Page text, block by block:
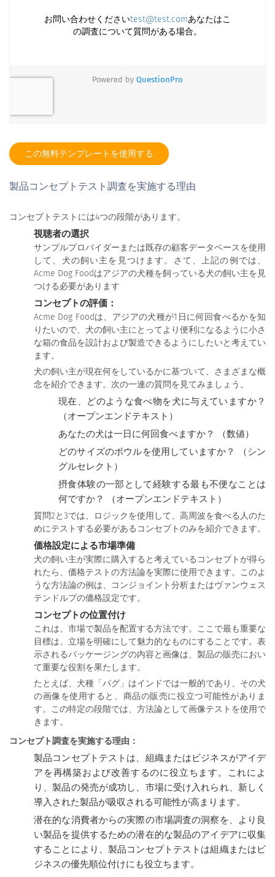
この無料テンプレートを使用する
製品コンセプトテスト調査を実施する理由
コンセプトテストには4つの段階があります。
視聴者の選択
サンプルプロバイダーまたは既存の顧客データベースを使用
して、犬の飼い主を見つけます。さて、上記の例では、
Acme Dog Foodはアジアの犬種を飼っている犬の飼い主を見
つける必要があります
コンセプトの評価：
Acme Dog Foodは、アジアの犬種が1日に何回食べるかを知
りたいので、犬の飼い主にとってより便利になるように小さ
な箱の食品を設計および製造できるようにしたいと考えてい
ます。
犬の飼い主が現在何をしているかに基づいて、さまざまな概
念を紹介できます。次の一連の質問を見てみましょう。
現在、どのような食べ物を犬に与えていますか？
（オープンエンドテキスト）
あなたの犬は一日に何回食べますか？ （数値）
どのサイズのボウルを使用していますか？ （シン
グルセレクト）
摂食体験の一部として経験する最も不便なことは
何ですか？ （オープンエンドテキスト）
質問2と3では、ロジックを使用して、高周波を食べる人のた
めにテストする必要があるコンセプトのみを紹介できます。
価格設定による市場準備
犬の飼い主が実際に購入すると考えているコンセプトが得ら
れたら、価格テストの方法論を実際に使用できます。このよ
うな方法論の例は、コンジョイント分析またはヴァンウェス
テンドルプの価格設定です。
コンセプトの位置付け
これは、市場で製品を配置する方法です。ここで最も重要な
目標は、立場を明確にして魅力的なものにすることです。表
示されるパッケージングの内容と画像は、製品の販売におい
て重要な役割を果たします。
たとえば、犬種「パグ」はインドでは一般的であり、その犬
の画像を使用すると、商品の販売に役立つ可能性がありま
す。この特定の段階では、方法論として画像テストを使用で
きます。
コンセプト調査を実施する理由：
製品コンセプトテストは、組織またはビジネスがアイデ
アを再構築および改善するのに役立ちます。これによ
り、製品の発売が成功し、市場に受け入れられ、新しく
導入された製品が吸収される可能性が高まります。
潜在的な消費者からの実際の市場調査の洞察を、より良
い製品を提供するための潜在的な製品のアイデアに収集
することにより、製品コンセプトテストは組織またはビ
ジネスの優先順位付けにも役立ちます。